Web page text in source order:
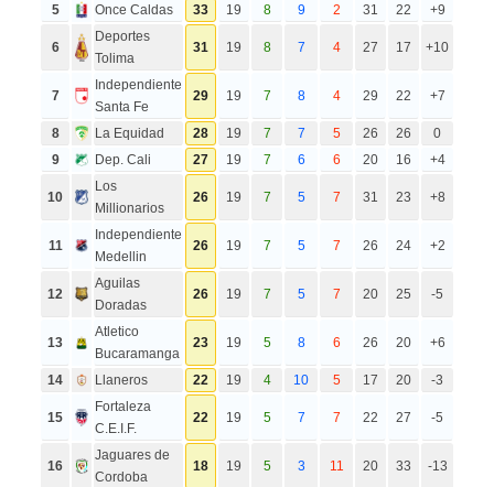
5 Once Caldas 33 19 8 9 2 31 22 +9
6
Deportes
Tolima
31 19 8 7 4 27 17 +10
7
Independiente
Santa Fe
29 19 7 8 4 29 22 +7
8 La Equidad 28 19 7 7 5 26 26
0
9
Dep. Cali 27 19 7 6 6 20 16 +4
10
Los
Millionarios
26 19 7 5 7 31 23 +8
11
Independiente
Medellin
26 19 7 5 7 26 24 +2
12
Aguilas
Doradas
26 19 7 5 7 20 25 -5
13
Atletico
Bucaramanga
23 19 5 8 6 26 20 +6
14 Llaneros 22 19 4 10 5 17 20 -3
15
Fortaleza
C.E.I.F.
22 19 5 7 7 22 27 -5
16
Jaguares de
Cordoba
18 19 5 3 11 20 33 -13